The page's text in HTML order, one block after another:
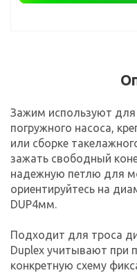
Зажим используют для
погружного насоса,
или сборке
зажать свободный
надежную петлю для
ориентируйтесь на
DUP4мм.
Подходит для троса
Duplex учитывают при
конкретную схему